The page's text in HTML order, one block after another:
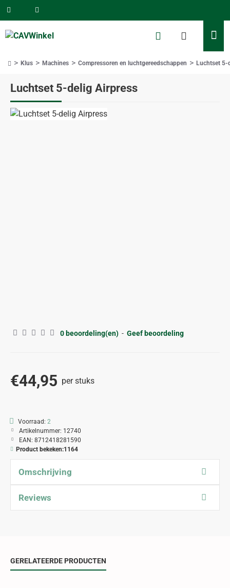
Luchtset 5-delig Airpress
Klus Machines Compressoren en luchtgereedschappen Luchtset 5-
0 beoordeling(en) - Geef beoordeling
€44,95 per stuks
Voorraad: 2
Artikelnummer: 12740
EAN: 8712418281590
Product bekeken:1164
Omschrijving
Reviews
GERELATEERDE PRODUCTEN